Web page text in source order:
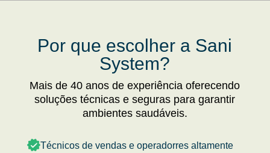
Por que escolher a Sani
System?
Mais de 40 anos de experiência oferecendo
soluções técnicas e seguras para garantir
ambientes saudáveis.
Técnicos de vendas e operadorres altamente